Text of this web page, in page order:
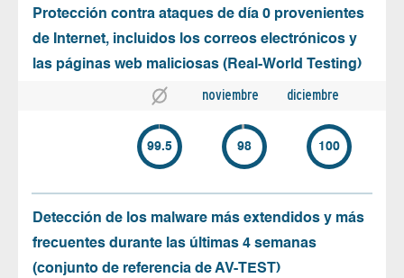
Protección contra ataques de día 0 provenientes
de Internet, incluidos los correos electrónicos y
las páginas web maliciosas (Real-World Testing)
noviembre diciembre
99.5 98 100
Detección de los malware más extendidos y más
frecuentes durante las últimas 4 semanas
(conjunto de referencia de AV-TEST)